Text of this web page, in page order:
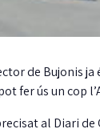
de Bujonis ja
fer ús un cop
al Diari